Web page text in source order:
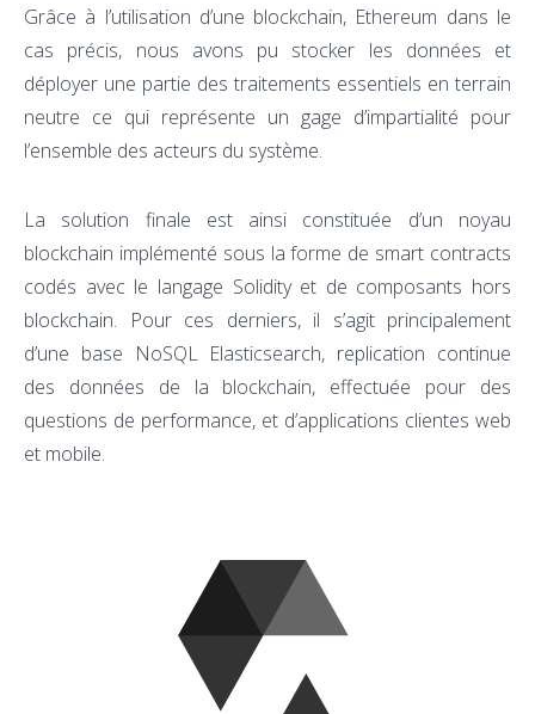
Grâce à l’utilisation d’une blockchain, Ethereum dans le
cas précis, nous avons pu stocker les données et
déployer une partie des traitements essentiels en terrain
neutre ce qui représente un gage d’impartialité pour
l’ensemble des acteurs du système.
La solution finale est ainsi constituée d’un noyau
blockchain implémenté sous la forme de smart contracts
codés avec le langage Solidity et de composants hors
blockchain. Pour ces derniers, il s’agit principalement
d’une base NoSQL Elasticsearch, replication continue
des données de la blockchain, effectuée pour des
questions de performance, et d’applications clientes web
et mobile.